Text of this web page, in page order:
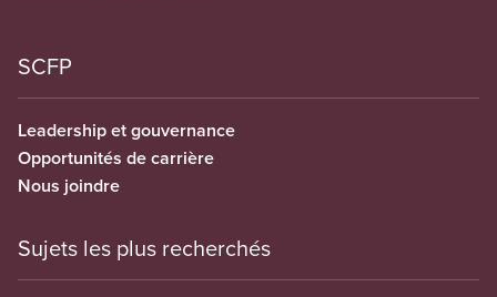
SCFP
Leadership et gouvernance
Opportunités de carrière
Nous joindre
Sujets les plus recherchés